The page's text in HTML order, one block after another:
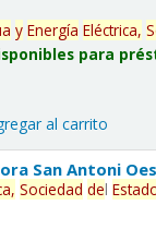
y Energía Eléctrica,
para
al carrito
San Antoni
Sociedad del